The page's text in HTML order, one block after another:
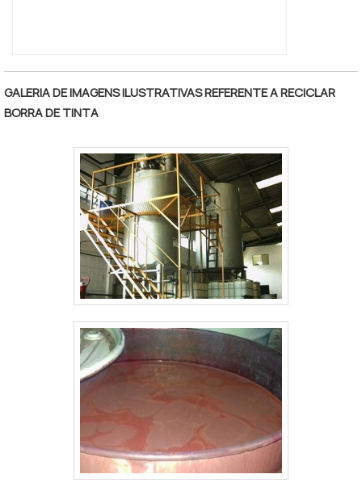
GALERIA DE IMAGENS ILUSTRATIVAS REFERENTE A RECICLAR
BORRA DE TINTA